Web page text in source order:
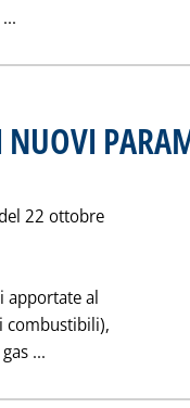
Leggi tutta la notizia:
22 ottobre
apportate al
combustibili),
... Leggi tutta la